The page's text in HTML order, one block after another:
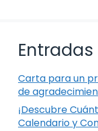
Carta para un
de
¡Descubre
Calendario y